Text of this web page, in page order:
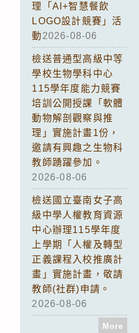
理「AI+智慧餐飲
LOGO設計競賽」活
動 2026-08-06
檢送普通型高級中等
學校生物學科中心
115學年度能力競賽
培訓公開授課「軟體
動物解剖觀察與推
理」實施計畫1份，
邀請有興趣之生物科
教師踴躍參加。
2026-08-06
檢送國立臺南女子高
級中學人權教育資源
中心辦理115學年度
上學期「人權及轉型
正義課程入校推廣計
畫」實施計畫，敬請
教師(社群)申請。
2026-08-06
More